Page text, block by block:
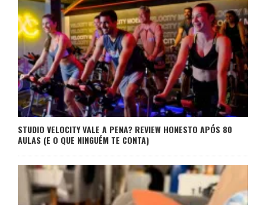
STUDIO VELOCITY VALE A PENA? REVIEW HONESTO APÓS 80
AULAS (E O QUE NINGUÉM TE CONTA)